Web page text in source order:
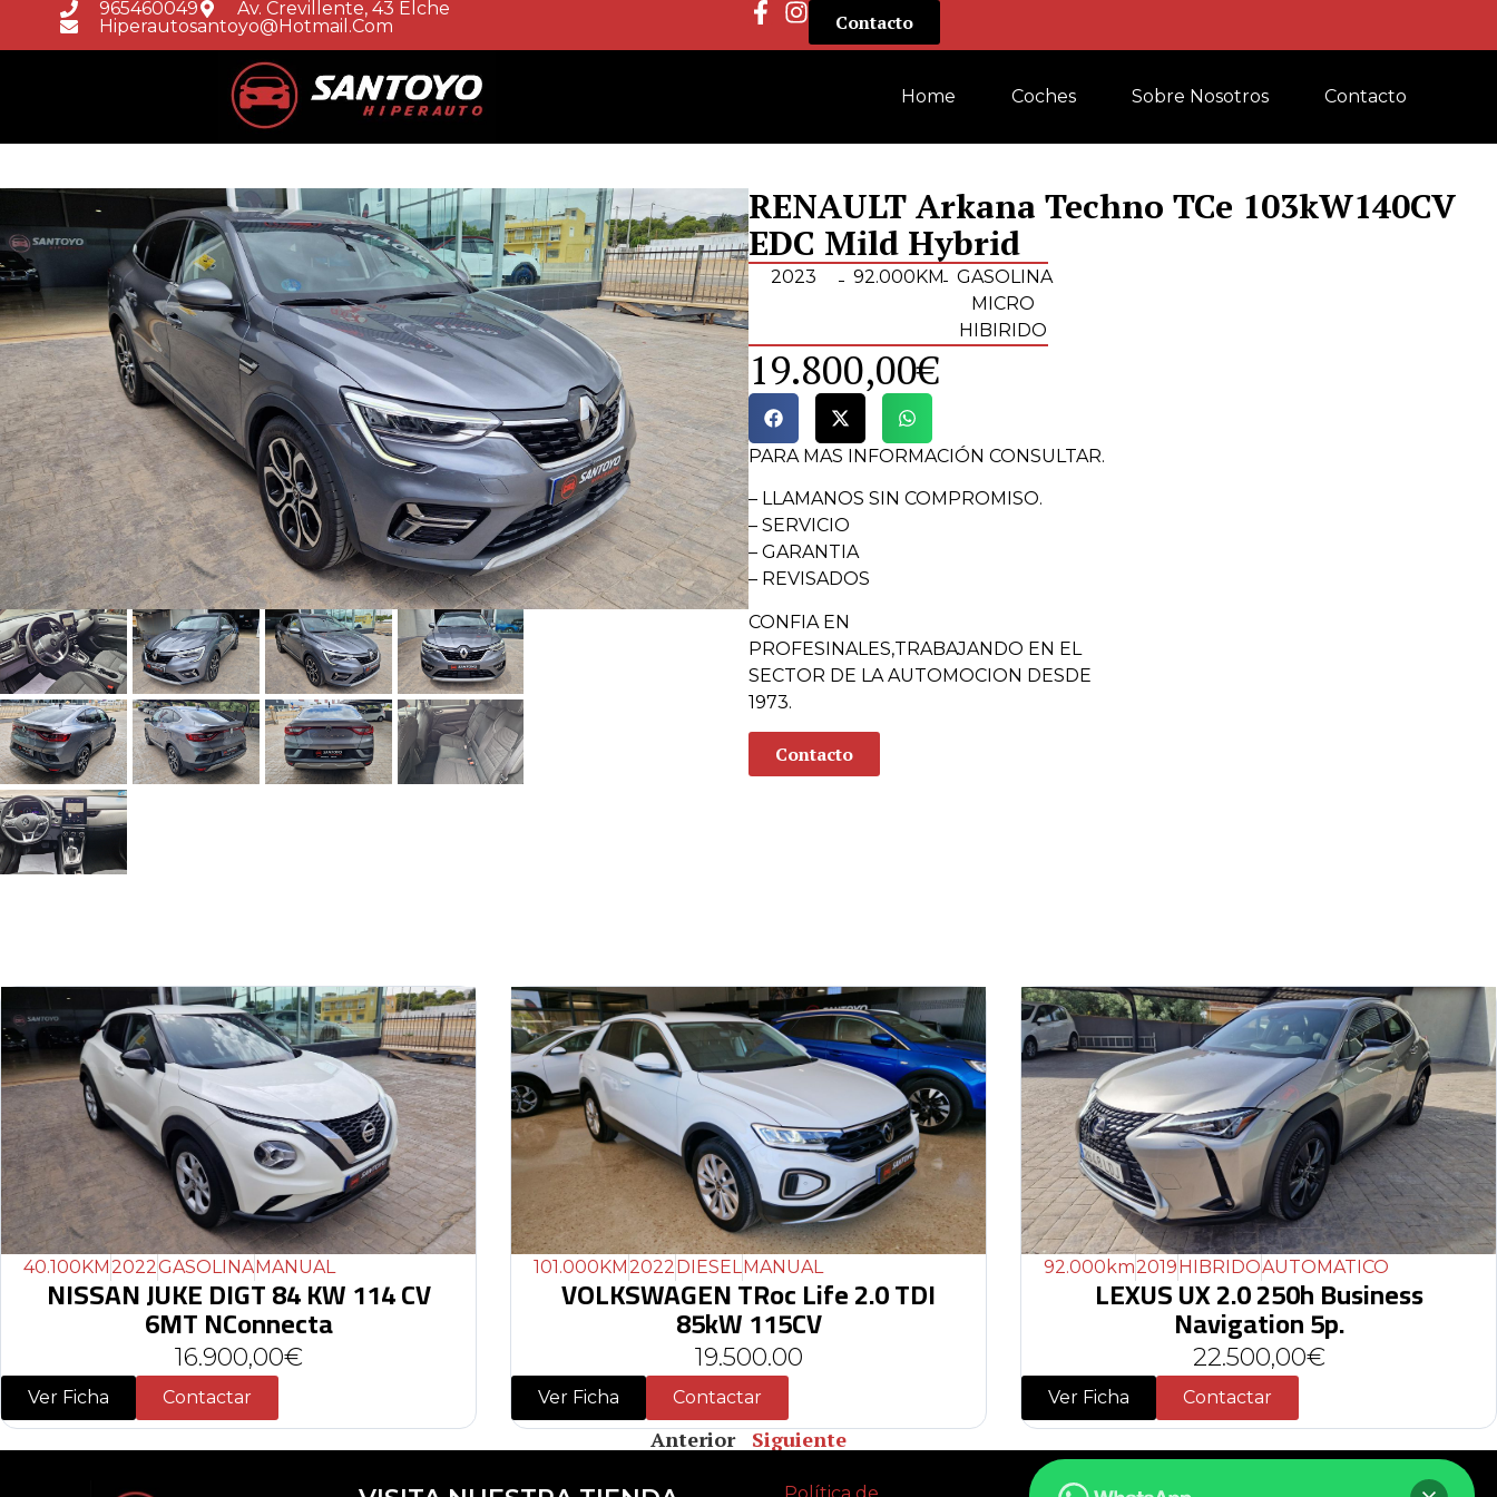
965460049
Av. Crevillente, 43 Elche
Hiperautosantoyo@hotmail.com
Contacto
Home Coches Sobre Nosotros Contacto
RENAULT Arkana Techno TCe 103kW140CV
EDC Mild Hybrid
2023 92.000KM
GASOLINA
MICRO
HIBIRIDO
19.800,00€
PARA MAS INFORMACIÓN CONSULTAR.
– LLAMANOS SIN COMPROMISO.
– SERVICIO
– GARANTIA
– REVISADOS
CONFIA EN
PROFESINALES,TRABAJANDO EN EL
SECTOR DE LA AUTOMOCION DESDE
1973.
Contacto
40.100KM 2022GASOLINAMANUAL
NISSAN JUKE DIGT 84 KW 114 CV
6MT NConnecta
16.900,00€
Ver Ficha Contactar
101.000KM 2022 DIESEL MANUAL
VOLKSWAGEN TRoc Life 2.0 TDI
85kW 115CV
19.500.00
Ver Ficha Contactar
92.000km2019HIBRIDOAUTOMATICO
LEXUS UX 2.0 250h Business
Navigation 5p.
22.500,00€
Ver Ficha Contactar
Anterior Siguiente